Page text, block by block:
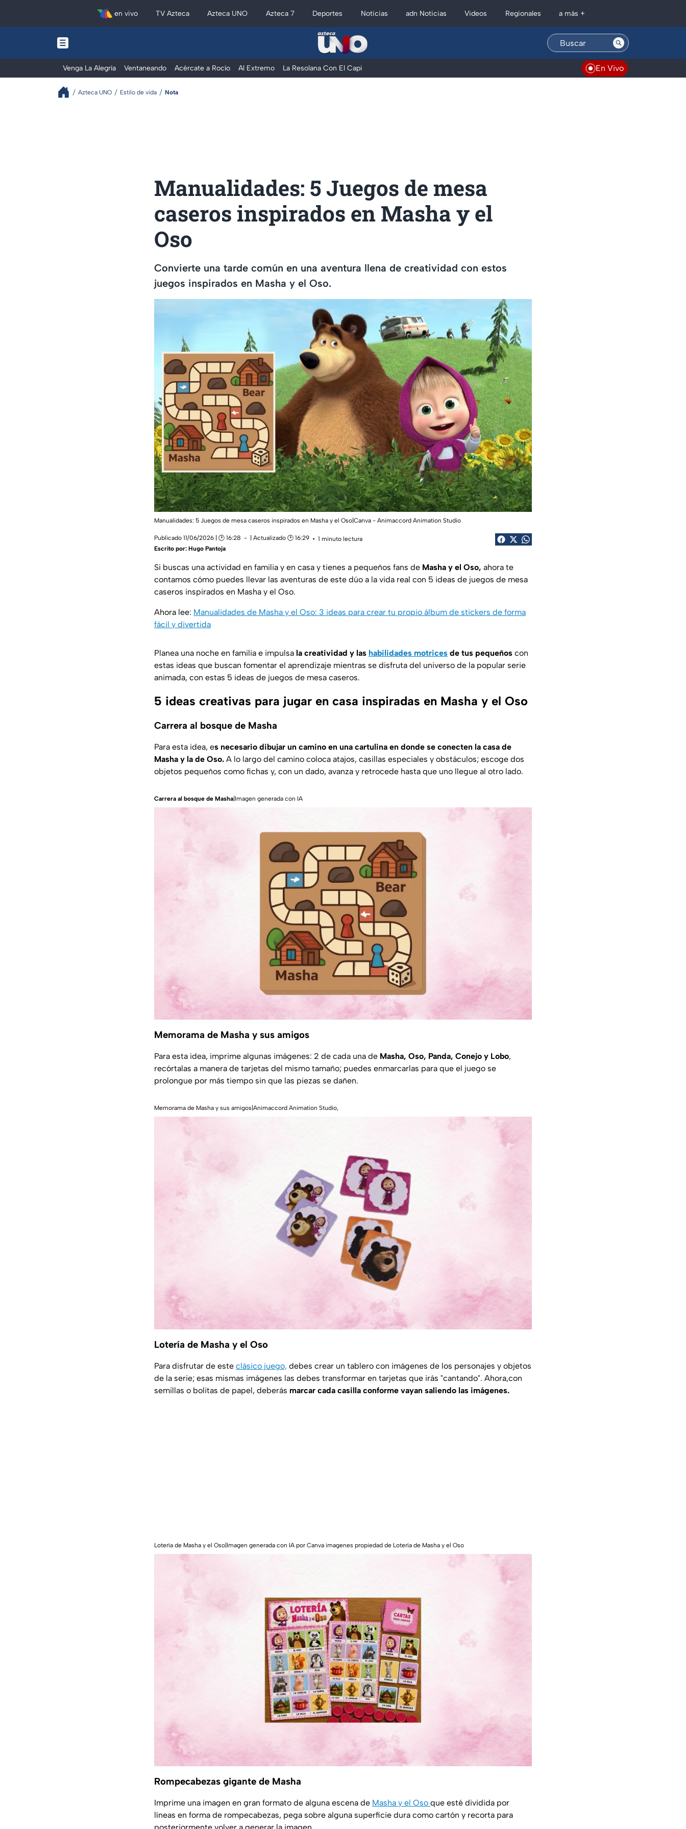
en vivo TV Azteca Azteca UNO Azteca 7 Deportes Noticias adn Noticias Videos Regionales a más +
Venga La Alegría Ventaneando Acércate a Rocío Al Extremo La Resolana Con El Capi En Vivo
Azteca UNO Estilo de vida Nota
Manualidades: 5 Juegos de mesa
caseros inspirados en Masha y el
Oso
Convierte una tarde común en una aventura llena de creatividad con estos
juegos inspirados en Masha y el Oso.
Manualidades: 5 Juegos de mesa caseros inspirados en Masha y el Oso|Canva - Animaccord Animation Studio
Publicado 11/06/2026 | 🕑 16:28 | Actualizado 🕑 16:29
1 minuto lectura
Escrito por: Hugo Pantoja
Si buscas una actividad en familia y en casa y tienes a pequeños fans de Masha y el Oso, ahora te
contamos cómo puedes llevar las aventuras de este dúo a la vida real con 5 ideas de juegos de mesa
caseros inspirados en Masha y el Oso.
Ahora lee: Manualidades de Masha y el Oso: 3 ideas para crear tu propio álbum de stickers de forma
fácil y divertida
Planea una noche en familia e impulsa la creatividad y las habilidades motrices de tus pequeños con
estas ideas que buscan fomentar el aprendizaje mientras se disfruta del universo de la popular serie
animada, con estas 5 ideas de juegos de mesa caseros.
5 ideas creativas para jugar en casa inspiradas en Masha y el Oso
Carrera al bosque de Masha
Para esta idea, es necesario dibujar un camino en una cartulina en donde se conecten la casa de
Masha y la de Oso. A lo largo del camino coloca atajos, casillas especiales y obstáculos; escoge dos
objetos pequeños como fichas y, con un dado, avanza y retrocede hasta que uno llegue al otro lado.
Carrera al bosque de Masha |Imagen generada con IA
Memorama de Masha y sus amigos
Para esta idea, imprime algunas imágenes: 2 de cada una de Masha, Oso, Panda, Conejo y Lobo,
recórtalas a manera de tarjetas del mismo tamaño; puedes enmarcarlas para que el juego se
prolongue por más tiempo sin que las piezas se dañen.
Memorama de Masha y sus amigos|Animaccord Animation Studio,
Lotería de Masha y el Oso
Para disfrutar de este clásico juego, debes crear un tablero con imágenes de los personajes y objetos
de la serie; esas mismas imágenes las debes transformar en tarjetas que irás "cantando". Ahora,con
semillas o bolitas de papel, deberás marcar cada casilla conforme vayan saliendo las imágenes.
Lotería de Masha y el Oso|Imagen generada con IA por Canva imagenes propiedad de Lotería de Masha y el Oso
Rompecabezas gigante de Masha
Imprime una imagen en gran formato de alguna escena de Masha y el Oso que esté dividida por
líneas en forma de rompecabezas, pega sobre alguna superficie dura como cartón y recorta para